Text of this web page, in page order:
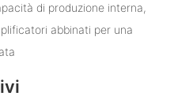
di produzione interna,
abbinati per una